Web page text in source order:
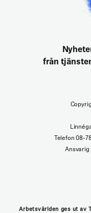
från
Telefon 08-
Ansvarig
Arbetsvärlden ges ut av